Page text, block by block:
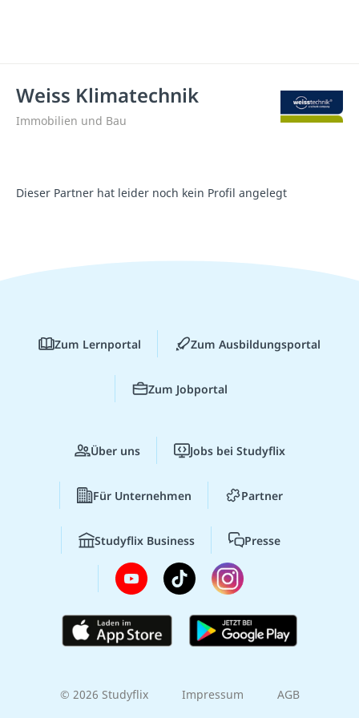
Weiss Klimatechnik
Immobilien und Bau
Dieser Partner hat leider noch kein Profil angelegt
Zum Lernportal Zum Ausbildungsportal
Zum Jobportal
Über uns Jobs bei Studyflix
Für Unternehmen Partner
Studyflix Business Presse
© 2026 Studyflix Impressum AGB